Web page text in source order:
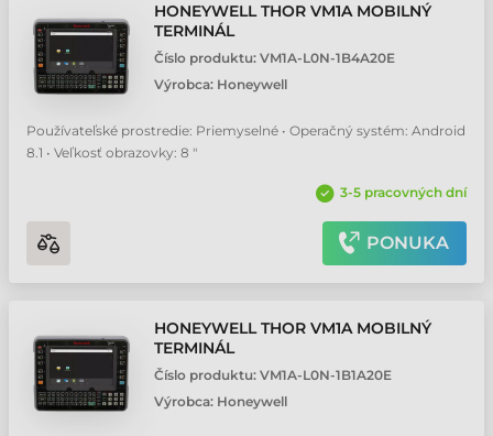
HONEYWELL THOR VM1A MOBILNÝ
TERMINÁL
Číslo produktu: VM1A-L0N-1B4A20E
Výrobca: Honeywell
Používateľské prostredie: Priemyselné • Operačný systém: Android
8.1 • Veľkosť obrazovky: 8 "
3-5 pracovných dní
PONUKA
HONEYWELL THOR VM1A MOBILNÝ
TERMINÁL
Číslo produktu: VM1A-L0N-1B1A20E
Výrobca: Honeywell